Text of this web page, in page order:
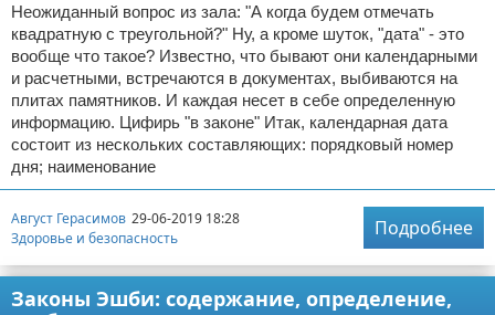
Неожиданный вопрос из зала: "А когда будем отмечать
квадратную с треугольной?" Ну, а кроме шуток, "дата" - это
вообще что такое? Известно, что бывают они календарными
и расчетными, встречаются в документах, выбиваются на
плитах памятников. И каждая несет в себе определенную
информацию. Цифирь "в законе" Итак, календарная дата
состоит из нескольких составляющих: порядковый номер
дня; наименование
Август Герасимов 29-06-2019 18:28
Здоровье и безопасность
Подробнее
Законы Эшби: содержание, определение,